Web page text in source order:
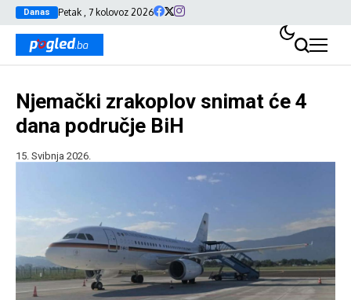
Danas Petak , 7 kolovoz 2026
Njemački zrakoplov snimat će 4
dana područje BiH
15. Svibnja 2026.